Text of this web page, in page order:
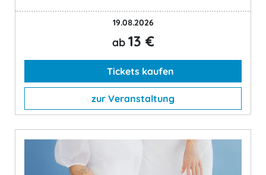
19.08.2026
ab 13 €
Tickets kaufen
zur Veranstaltung